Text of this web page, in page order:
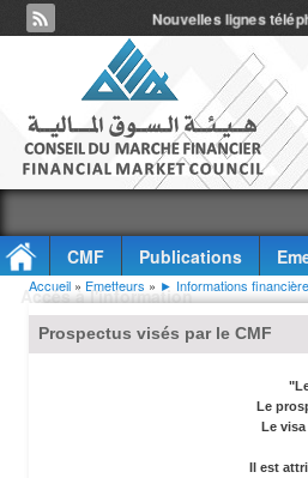
Nouvelles lignes
CMF Publications
Accès à l'information
Vous êtes ici
Accueil » Emetteurs » ► Informations
Prospectus visés par le CMF
Le
Le
Il est